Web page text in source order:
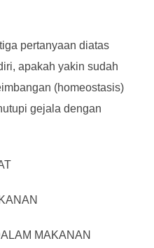
pertanyaan diatas
apakah yakin sudah
(homeostasis)
gejala dengan
MAKANAN